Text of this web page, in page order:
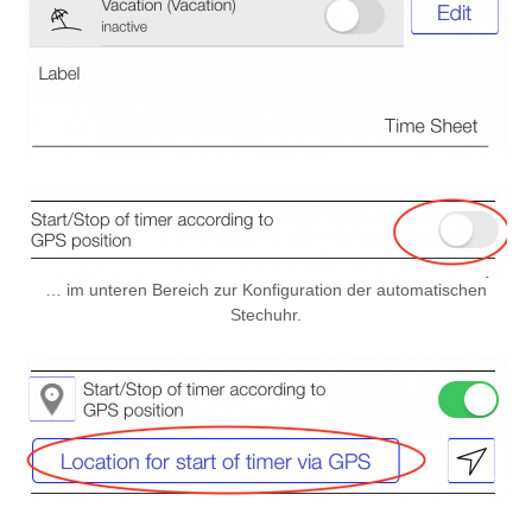
… im unteren Bereich zur Konfiguration der automatischen
Stechuhr.